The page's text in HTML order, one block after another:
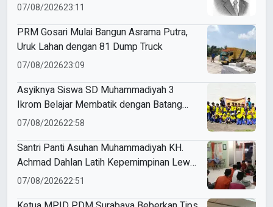
07/08/202623:11
PRM Gosari Mulai Bangun Asrama Putra,
Uruk Lahan dengan 81 Dump Truck
07/08/202623:09
Asyiknya Siswa SD Muhammadiyah 3
Ikrom Belajar Membatik dengan Batang
Pakcoy
07/08/202622:58
Santri Panti Asuhan Muhammadiyah KH.
Achmad Dahlan Latih Kepemimpinan Lewat
Kepanitiaan Agustusan
07/08/202622:51